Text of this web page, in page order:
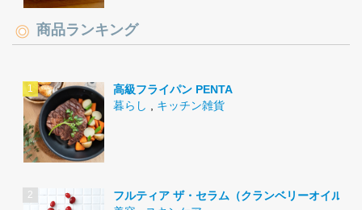
商品ランキング
高級フライパン PENTA
暮らし
キッチン雑貨
フルティア ザ・セラム（クランベリーオイル）